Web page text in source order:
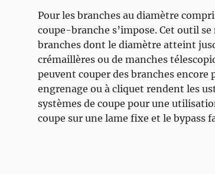
Pour les branches au diamètre
coupe-branche s’impose. Cet outil
branches dont le diamètre atteint
crémaillères ou de manches
peuvent couper des branches encore
engrenage ou à cliquet rendent les
systèmes de coupe pour une
coupe sur une lame fixe et le bypass